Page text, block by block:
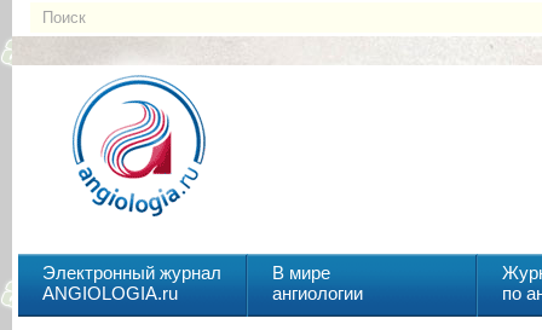
Электронный журнал
ANGIOLOGIA.ru
В мире
ангиологии
по